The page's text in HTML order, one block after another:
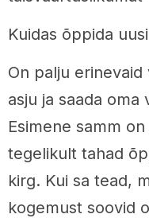
Kuidas õppida
On palju erinevaid
asju ja saada
Esimene samm
tegelikult tahad
kirg. Kui sa tead,
kogemust soovid